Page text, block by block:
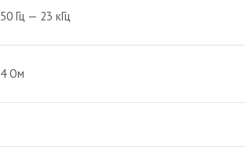
50 Гц — 23 кГц
4 Ом